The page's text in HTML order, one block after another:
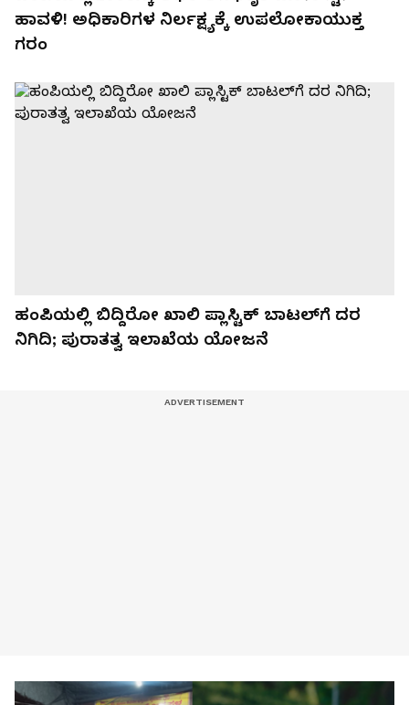
ಹಾವಳಿ! ಅಧಿಕಾರಿಗಳ ನಿರ್ಲಕ್ಷ್ಯಕ್ಕೆ ಉಪಲೋಕಾಯುಕ್ತ
ಗರಂ
ಹಂಪಿಯಲ್ಲಿ ಬಿದ್ದಿರೋ ಖಾಲಿ ಪ್ಲಾಸ್ಟಿಕ್ ಬಾಟಲ್‌ಗೆ ದರ
ನಿಗಿದಿ; ಪುರಾತತ್ವ ಇಲಾಖೆಯ ಯೋಜನೆ